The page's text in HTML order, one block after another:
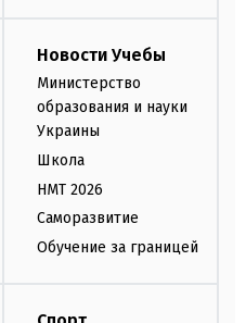
Новости Учебы
Министерство
образования и науки
Украины
Школа
НМТ 2026
Саморазвитие
Обучение за границей